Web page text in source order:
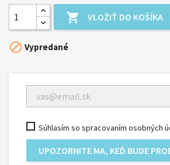
 VLOŽIŤ DO KOŠÍKA
 Vypredané
Súhlasím so spracovaním osobných
UPOZORNITE MA, KEĎ BUDE